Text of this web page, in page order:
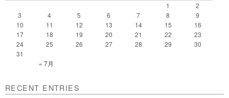
1
2
3
4 5 6 7 8
9
10
11 12 13 14 15
16
17
18 19 20 21 22
23
24
25 26 27 28 29
30
31
« 7月
RECENT ENTRIES